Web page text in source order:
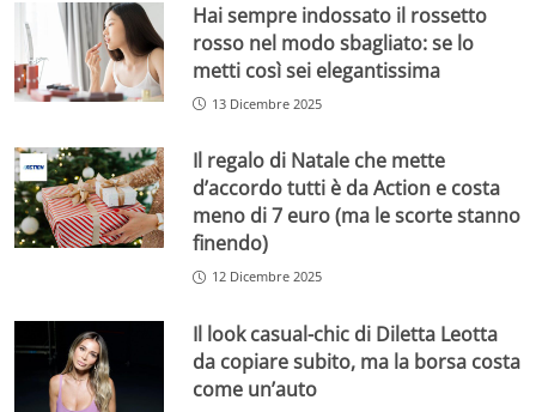
Hai sempre indossato il rossetto
rosso nel modo sbagliato: se lo
metti così sei elegantissima
13 Dicembre 2025
Il regalo di Natale che mette
d’accordo tutti è da Action e costa
meno di 7 euro (ma le scorte stanno
finendo)
12 Dicembre 2025
Il look casual-chic di Diletta Leotta
da copiare subito, ma la borsa costa
come un’auto